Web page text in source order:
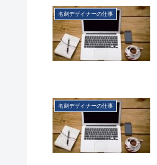
名刺デザイナーの仕事
名刺デザイナーの仕事